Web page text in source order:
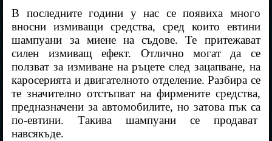
В последните години у нас се появиха много
вносни измиващи средства, сред които евтини
шампуани за миене на съдове. Те притежават
силен измиващ ефект. Отлично могат да се
ползват за измиване на ръцете след зацапване, на
каросерията и двигателното отделение. Разбира се
те значително отстъпват на фирмените средства,
предназначени за автомобилите, но затова пък са
по-евтини. Такива шампуани се продават
навсякъде.